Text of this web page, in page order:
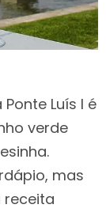
Luís I é
verde
mas
receita